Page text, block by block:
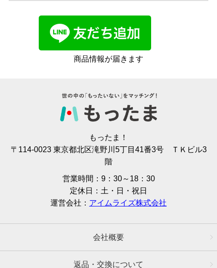
商品情報が届きます
もったま！
〒114-0023 東京都北区滝野川5丁目41番3号 ＴＫビル3
階
営業時間：9：30～18：30
定休日：土・日・祝日
運営会社： アイムライズ株式会社
会社概要
返品・交換について